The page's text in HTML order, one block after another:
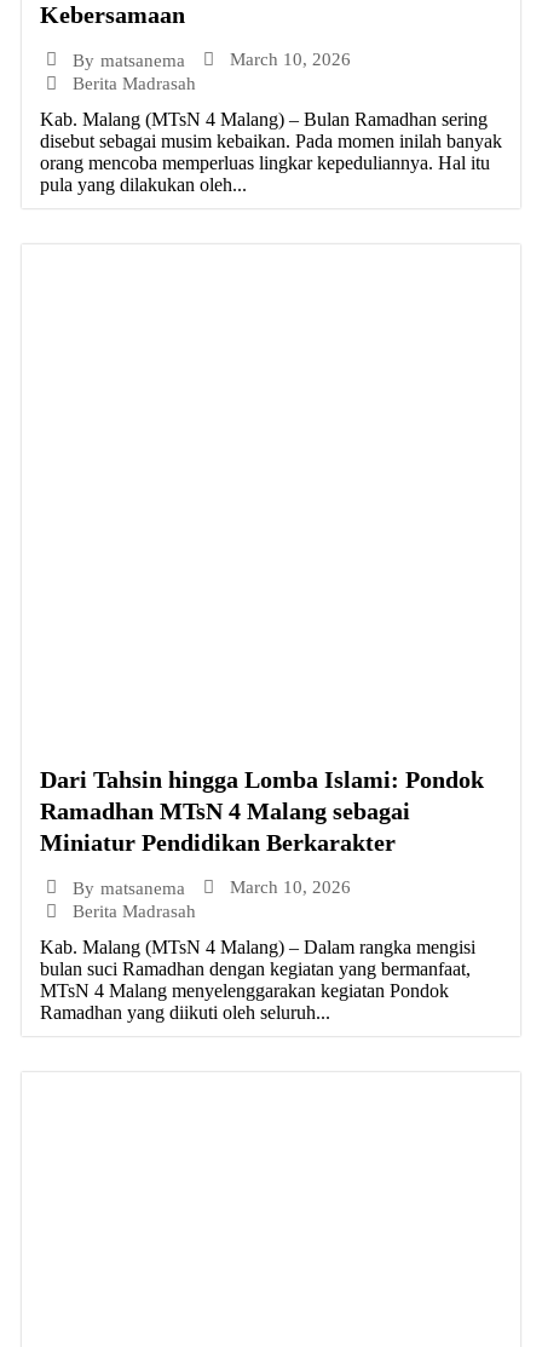
Kebersamaan
By matsanema
March 10, 2026
Berita Madrasah
Kab. Malang (MTsN 4 Malang) – Bulan Ramadhan sering
disebut sebagai musim kebaikan. Pada momen inilah banyak
orang mencoba memperluas lingkar kepeduliannya. Hal itu
pula yang dilakukan oleh...
Dari Tahsin hingga Lomba Islami: Pondok
Ramadhan MTsN 4 Malang sebagai
Miniatur Pendidikan Berkarakter
By matsanema
March 10, 2026
Berita Madrasah
Kab. Malang (MTsN 4 Malang) – Dalam rangka mengisi
bulan suci Ramadhan dengan kegiatan yang bermanfaat,
MTsN 4 Malang menyelenggarakan kegiatan Pondok
Ramadhan yang diikuti oleh seluruh...